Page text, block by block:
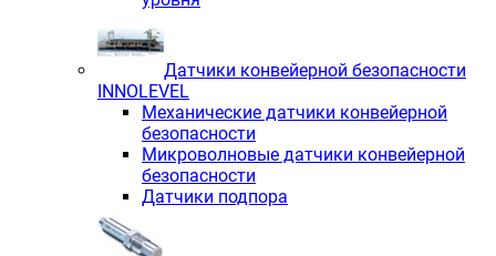
Датчики конвейерной безопасности
INNOLEVEL
Механические датчики конвейерной
безопасности
Микроволновые датчики конвейерной
безопасности
Датчики подпора